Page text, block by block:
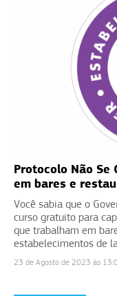
Protocolo Não Se
em bares e
Você sabia que o
curso gratuito para
que trabalham em
estabelecimentos de
23 de Agosto de 2023 às